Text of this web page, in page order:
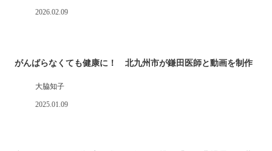
2026.02.09
がんばらなくても健康に！ 北九州市が鎌田医師と動画を制作
大脇知子
2025.01.09